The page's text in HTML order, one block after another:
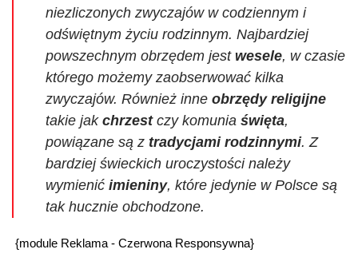
niezliczonych zwyczajów w codziennym i
odświętnym życiu rodzinnym. Najbardziej
powszechnym obrzędem jest wesele, w czasie
którego możemy zaobserwować kilka
zwyczajów. Również inne obrzędy religijne
takie jak chrzestczy komunia święta,
powiązane są z tradycjami rodzinnymi. Z
bardziej świeckich uroczystości należy
wymienić imieniny, które jedynie w Polsce są
tak hucznie obchodzone.
{module Reklama - Czerwona Responsywna}